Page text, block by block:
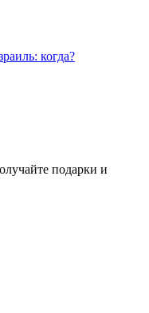
когда?
подарки и